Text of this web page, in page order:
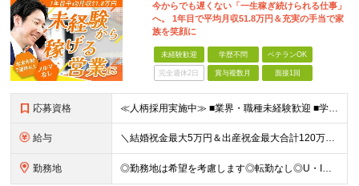
今からでも遅くない「一生稼ぎ続けられる仕事」
へ。 1年目で平均月収51.8万円＆充実の手当で家
族を笑顔に
未経験歓迎 学歴不問 ベテランOK
完全週休2日 賞与複数月 面接1回
応募資格 ≪人柄採用実施中≫ ■業界・職種未経験歓迎 ■学歴不問 ■職歴や転職回数は一切不問 ■ブランクある方も相談可 ★育成前提の募集！ 今回の募集は事業拡大に伴う増員採用！ 欠員補充ではないため、 将来の
給与 ＼結婚祝金最大5万円＆出産祝金最大合計120万円！独自の手当をご用意／ 【東京】 月給28万700円～80万円＋歩合＋各種手当＋賞与年2回 【大阪】 月給26万8200円～80万円＋歩合＋各種手当＋
勤務地 ◎勤務地は希望を考慮します◎転勤なし◎U・Iターン歓迎 【本社】 大阪府大阪市西区京町堀１丁目１８−１５ 藤原ビル 2F ■以下、全国の各支店 ◎東北・関東エリア：仙台・千葉・東京第一（上野）・東